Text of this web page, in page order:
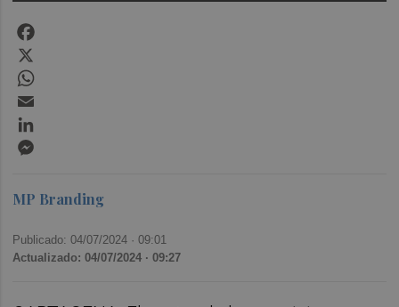
MP Branding
Publicado: 04/07/2024 ·09:01
Actualizado: 04/07/2024 · 09:27